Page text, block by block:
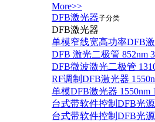
More>>
DFB激光器子分类
DFB激光器
单模窄线宽高功率DFB激
DFB 激光二极管 852nm
DFB微波激光二极管
RF调制DFB激光器
单模DFB激光器 1550nm
台式带软件控制DFB光源
台式带软件控制DFB光源